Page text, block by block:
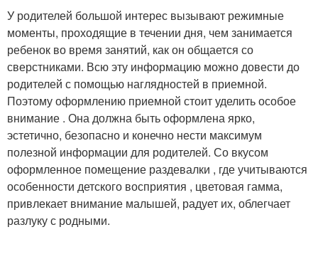
У родителей большой интерес вызывают режимные
моменты, проходящие в течении дня, чем занимается
ребенок во время занятий, как он общается со
сверстниками. Всю эту информацию можно довести до
родителей с помощью наглядностей в приемной.
Поэтому оформлению приемной стоит уделить особое
внимание . Она должна быть оформлена ярко,
эстетично, безопасно и конечно нести максимум
полезной информации для родителей. Со вкусом
оформленное помещение раздевалки , где учитываются
особенности детского восприятия , цветовая гамма,
привлекает внимание малышей, радует их, облегчает
разлуку с родными.